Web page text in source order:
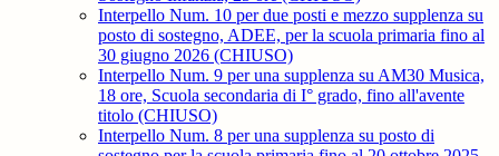
Interpello Num. 10 per due posti e mezzo supplenza su
posto di sostegno, ADEE, per la scuola primaria fino al
30 giugno 2026 (CHIUSO)
Interpello Num. 9 per una supplenza su AM30 Musica,
18 ore, Scuola secondaria di I° grado, fino all'avente
titolo (CHIUSO)
Interpello Num. 8 per una supplenza su posto di